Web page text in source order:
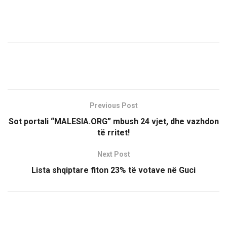
Previous Post
Sot portali “MALESIA.ORG” mbush 24 vjet, dhe vazhdon
të rritet!
Next Post
Lista shqiptare fiton 23% të votave në Guci